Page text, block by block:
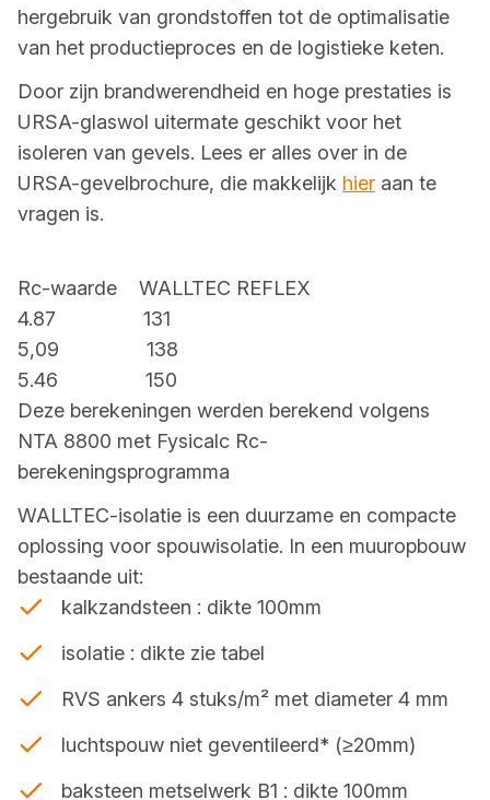
hergebruik van grondstoffen tot de optimalisatie
van het productieproces en de logistieke keten.
Door zijn brandwerendheid en hoge prestaties is
URSA-glaswol uitermate geschikt voor het
isoleren van gevels. Lees er alles over in de
URSA-gevelbrochure, die makkelijk hier aan te
vragen is.
Rc-waarde WALLTEC REFLEX
4.87 131
5,09 138
5.46 150
Deze berekeningen werden berekend volgens
NTA 8800 met Fysicalc Rc-
berekeningsprogramma
WALLTEC-isolatie is een duurzame en compacte
oplossing voor spouwisolatie. In een muuropbouw
bestaande uit:
kalkzandsteen : dikte 100mm
isolatie : dikte zie tabel
RVS ankers 4 stuks/m² met diameter 4 mm
luchtspouw niet geventileerd* (≥20mm)
baksteen metselwerk B1 : dikte 100mm